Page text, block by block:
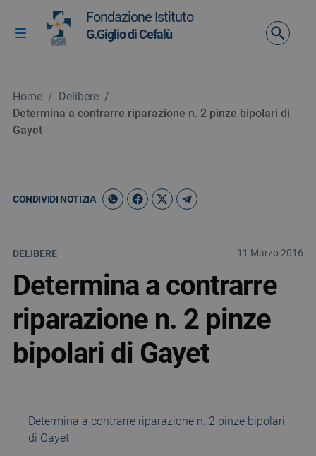
Vai ai contenuti
Vai al menu di navigazione
Vai al footer
Attiva / disattiva la navigazione
Fondazione Istituto
G.Giglio di Cefalù
Home / Delibere /
Determina a contrarre riparazione n. 2 pinze bipolari di
Gayet
CONDIVIDI NOTIZIA
DELIBERE 11 Marzo 2016
Determina a contrarre
riparazione n. 2 pinze
bipolari di Gayet
Determina a contrarre riparazione n. 2 pinze bipolari
di Gayet